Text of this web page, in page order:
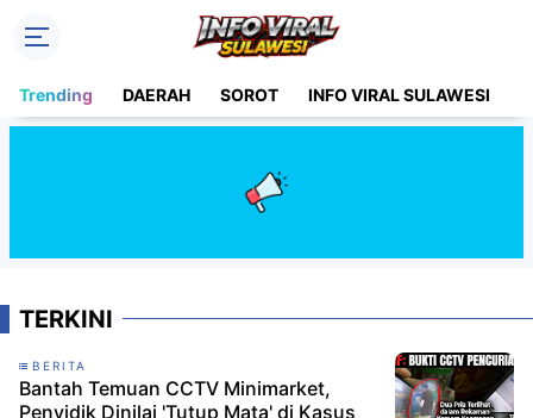
Trending DAERAH SOROT INFO VIRAL SULAWESI
TERKINI
BERITA
Bantah Temuan CCTV Minimarket,
Penyidik Dinilai 'Tutup Mata' di Kasus